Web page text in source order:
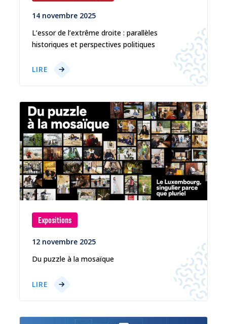
14 novembre 2025
L’essor de l’extrême droite : parallèles
historiques et perspectives politiques
LIRE
Expositions
12 novembre 2025
Du puzzle à la mosaïque
LIRE